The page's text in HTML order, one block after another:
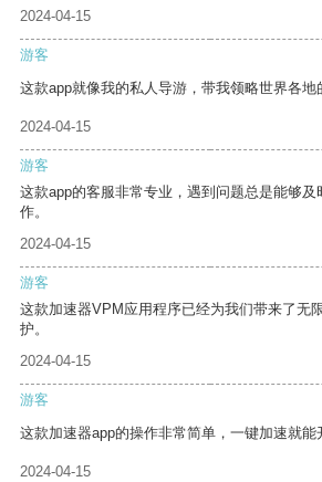
2024-04-15
游客
这款app就像我的私人导游，带我领略世界各地
2024-04-15
游客
这款app的客服非常专业，遇到问题总是能够
作。
2024-04-15
游客
这款加速器VPM应用程序已经为我们带来了无
护。
2024-04-15
游客
这款加速器app的操作非常简单，一键加速就能
2024-04-15